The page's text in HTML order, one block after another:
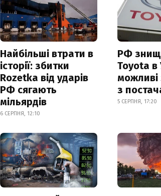
Найбільші втрати в
історії: збитки
Rozetka від ударів
РФ сягають
мільярдів
6 СЕРПНЯ, 12:10
РФ
Toyota в
з
5 СЕРПНЯ, 17:20